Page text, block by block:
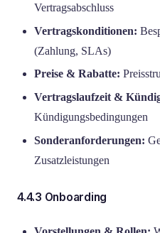
Vertragsabschluss
Vertragskonditionen:
(Zahlung, SLAs)
Preise & Rabatte:
Vertragslaufzeit &
Kündigungsbedingungen
Sonderanforderungen:
Zusatzleistungen
4.4.3 Onboarding